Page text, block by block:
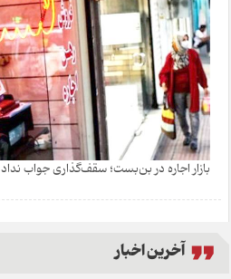
بازار اجاره در بن‌بست؛ سقف‌گذاری جواب نداد
آخرین اخبار